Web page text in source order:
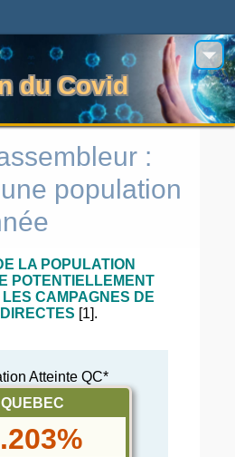
du Covid
:
population
LA POPULATION
POTENTIELLEMENT
CAMPAGNES DE
[1].
Atteinte QC*
QUEBEC